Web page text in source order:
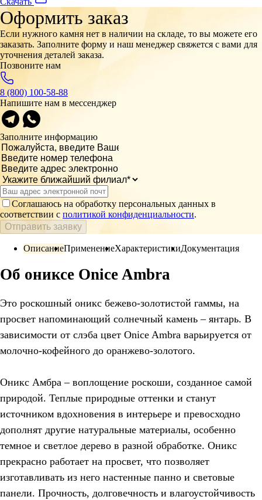
Оформить заказ
Если нужного камня нет в наличии на складе, то вы можете его
заказать. Заполните форму и наш менеджер свяжется с вами для
уточнения деталей заказа.
Позвоните нам
8 (800) 100-58-88
Напишите нам в мессенджер
Заполните информацию
Соглашаюсь на обработку персональных данных в
соответствии с политикой конфиденциальности.
Отправить заявку
ОписаниеПрименениеХарактеристикиДокументация
Об ониксе Onice Ambra
Это роскошный оникс бежево-золотистой гаммы, на
просвет напоминающий солнечный камень – янтарь. В
зависимости от слэба цвет Onice Ambra варьируется от
молочно-кофейного до оранжево-золотого.
Оникс Амбра – воплощение роскоши, созданное самой
природой. Теплые природные оттенки и станут
источником вдохновения в интерьере и превосходно
дополнят другие натуральные материалы, особенно
темное и светлое дерево в разной обработке. Оникс
прекрасно работает на просвет, что позволяет
изготавливать из него настенные панно и световые
панели. Прочность, долговечность и влагоустойчивость